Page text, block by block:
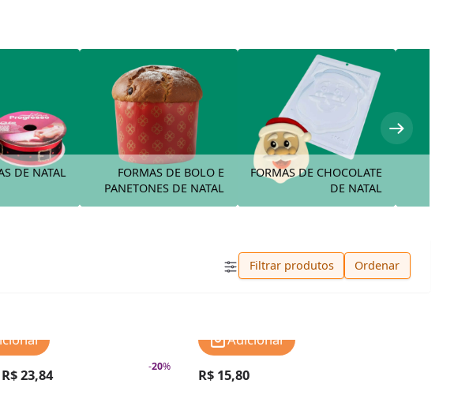
DE NATAL
FORMAS DE BOLO E
PANETONES DE NATAL
FORMAS DE CHOCOLATE
DE NATAL
Filtrar produtos Ordenar
-20%
R$ 23,84
R$ 15,80
Adicionar